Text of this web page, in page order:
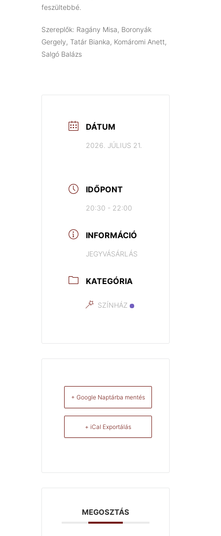
feszültebbé.
Szereplők: Ragány Misa, Boronyák
Gergely, Tatár Bianka, Komáromi Anett,
Salgó Balázs
DÁTUM
2026. JÚLIUS 21.
IDŐPONT
20:30 - 22:00
INFORMÁCIÓ
JEGYVÁSÁRLÁS
KATEGÓRIA
SZÍNHÁZ
+ Google Naptárba mentés
+ iCal Exportálás
MEGOSZTÁS